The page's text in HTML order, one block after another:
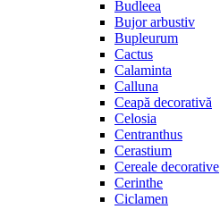
Budleea
Bujor arbustiv
Bupleurum
Cactus
Calaminta
Calluna
Ceapă decorativă
Celosia
Centranthus
Cerastium
Cereale decorative
Cerinthe
Ciclamen